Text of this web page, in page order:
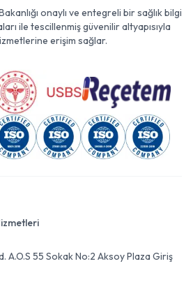
onaylı ve entegreli bir sağlık bilgi
ile tescillenmiş güvenilir altyapısıyla
erişim sağlar.
A.O.S 55 Sokak No:2 Aksoy Plaza Giriş